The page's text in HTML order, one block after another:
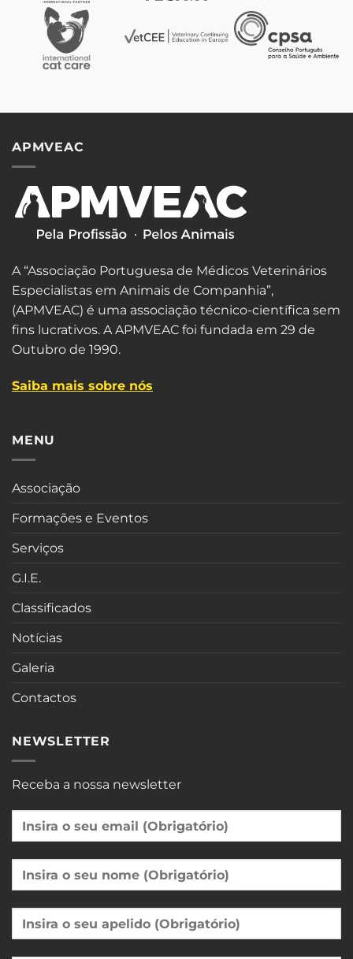
APMVEAC
A “Associação Portuguesa de Médicos Veterinários
Especialistas em Animais de Companhia”,
(APMVEAC) é uma associação técnico-científica sem
fins lucrativos. A APMVEAC foi fundada em 29 de
Outubro de 1990.
Saiba mais sobre nós
MENU
Associação
Formações e Eventos
Serviços
G.I.E.
Classificados
Notícias
Galeria
Contactos
NEWSLETTER
Receba a nossa newsletter